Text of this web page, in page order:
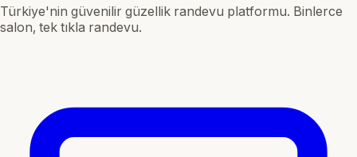
Türkiye'nin güvenilir güzellik randevu platformu. Binlerce
salon, tek tıkla randevu.